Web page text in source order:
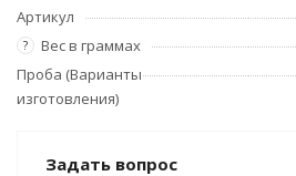
Артикул
? Вес в граммах
Проба (Варианты
изготовления)
Задать вопрос